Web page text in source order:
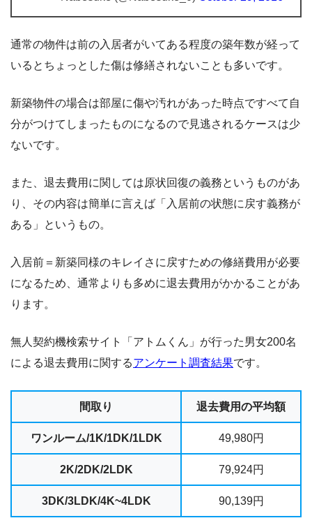
通常の物件は前の入居者がいてある程度の築年数が経って
いるとちょっとした傷は修繕されないことも多いです。
新築物件の場合は部屋に傷や汚れがあった時点ですべて自
分がつけてしまったものになるので見逃されるケースは少
ないです。
また、退去費用に関しては原状回復の義務というものがあ
り、その内容は簡単に言えば「入居前の状態に戻す義務が
ある」というもの。
入居前＝新築同様のキレイさに戻すための修繕費用が必要
になるため、通常よりも多めに退去費用がかかることがあ
ります。
無人契約機検索サイト「アトムくん」が行った男女200名
による退去費用に関するアンケート調査結果です。
間取り 退去費用の平均額
ワンルーム/1K/1DK/1LDK 49,980円
2K/2DK/2LDK 79,924円
3DK/3LDK/4K~4LDK 90,139円